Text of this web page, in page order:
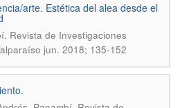
arte. Estética del alea desde el
Revista de Investigaciones
jun. 2018; 135-152